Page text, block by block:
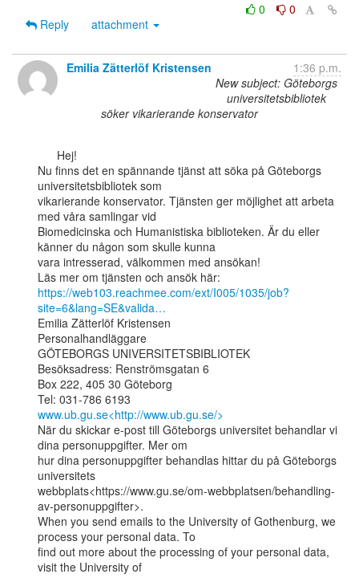
0
0
Reply
attachment
Emilia Zätterlöf Kristensen
1:36 p.m.
New subject: Göteborgs
universitetsbibliotek
söker vikarierande konservator
Nu finns det en spännande tjänst att söka på Göteborgs
universitetsbibliotek som
vikarierande konservator. Tjänsten ger möjlighet att arbeta
med våra samlingar vid
Biomedicinska och Humanistiska biblioteken. Är du eller
känner du någon som skulle kunna
vara intresserad, välkommen med ansökan!
https://web103.reachmee.com/ext/I005/1035/job?
site=6&lang=SE&valida…
Emilia Zätterlöf Kristensen
Personalhandläggare
GÖTEBORGS UNIVERSITETSBIBLIOTEK
Besöksadress: Renströmsgatan 6
Box 222, 405 30 Göteborg
www.ub.gu.se<http://www.ub.gu.se/>
När du skickar e-post till Göteborgs universitet behandlar vi
dina personuppgifter. Mer om
hur dina personuppgifter behandlas hittar du på Göteborgs
universitets
webbplats<https://www.gu.se/om-webbplatsen/behandling-
av-personuppgifter>.
When you send emails to the University of Gothenburg, we
process your personal data. To
find out more about the processing of your personal data,
visit the University of